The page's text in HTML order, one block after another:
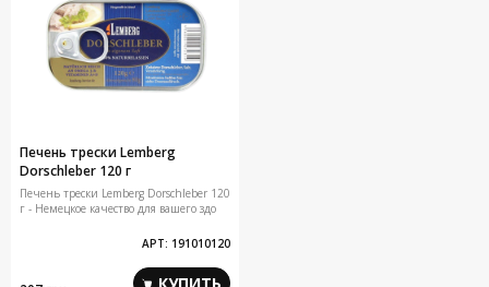
Печень трески Lemberg
Dorschleber 120 г
Печень трески Lemberg Dorschleber 120
г - Немецкое качество для вашего здо
АРТ: 191010120